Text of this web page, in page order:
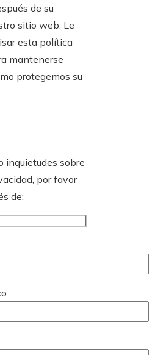
de su
sitio web. Le
esta política
mantenerse
protegemos su
inquietudes sobre
por favor
de: